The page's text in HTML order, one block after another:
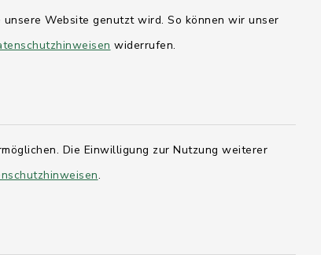
Website genutzt wird. So können wir unser
widerrufen.
Die Einwilligung zur Nutzung weiterer
.
Mittwoch: